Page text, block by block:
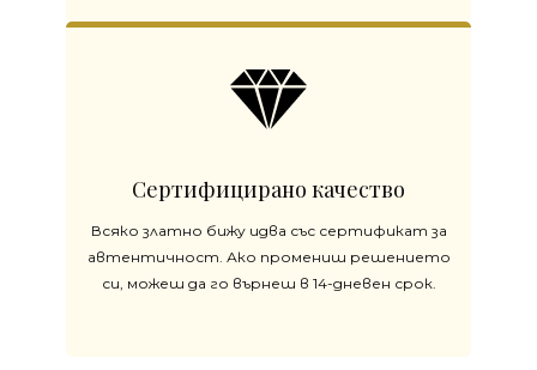
Сертифицирано качество
Всяко златно бижу идва със сертификат за
автентичност. Ако промениш решението
си, можеш да го върнеш в 14-дневен срок.